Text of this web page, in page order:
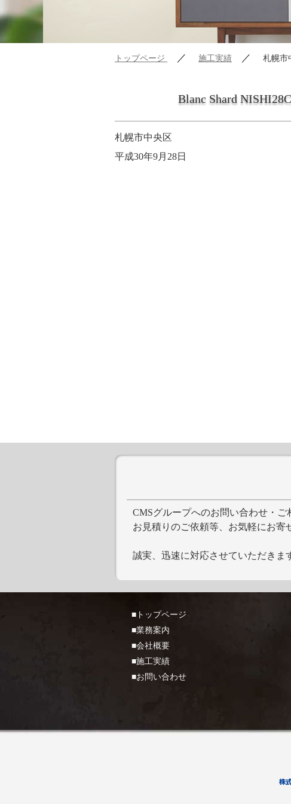
トップページ ／ 施工実績 ／ 札幌市
Blanc Shard
札幌市中央区
平成30年9月28日
CMSグループへのお問い合わせ・ご
お見積りのご依頼等、お気軽にお寄
誠実、迅速に対応させていただきま
■トップページ
■業務案内
■会社概要
■施工実績
■お問い合わせ